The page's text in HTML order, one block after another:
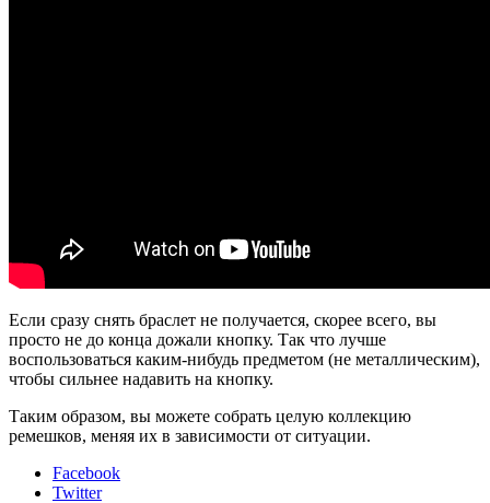
Если сразу снять браслет не получается, скорее всего, вы
просто не до конца дожали кнопку. Так что лучше
воспользоваться каким-нибудь предметом (не металлическим),
чтобы сильнее надавить на кнопку.
Таким образом, вы можете собрать целую коллекцию
ремешков, меняя их в зависимости от ситуации.
Facebook
Twitter